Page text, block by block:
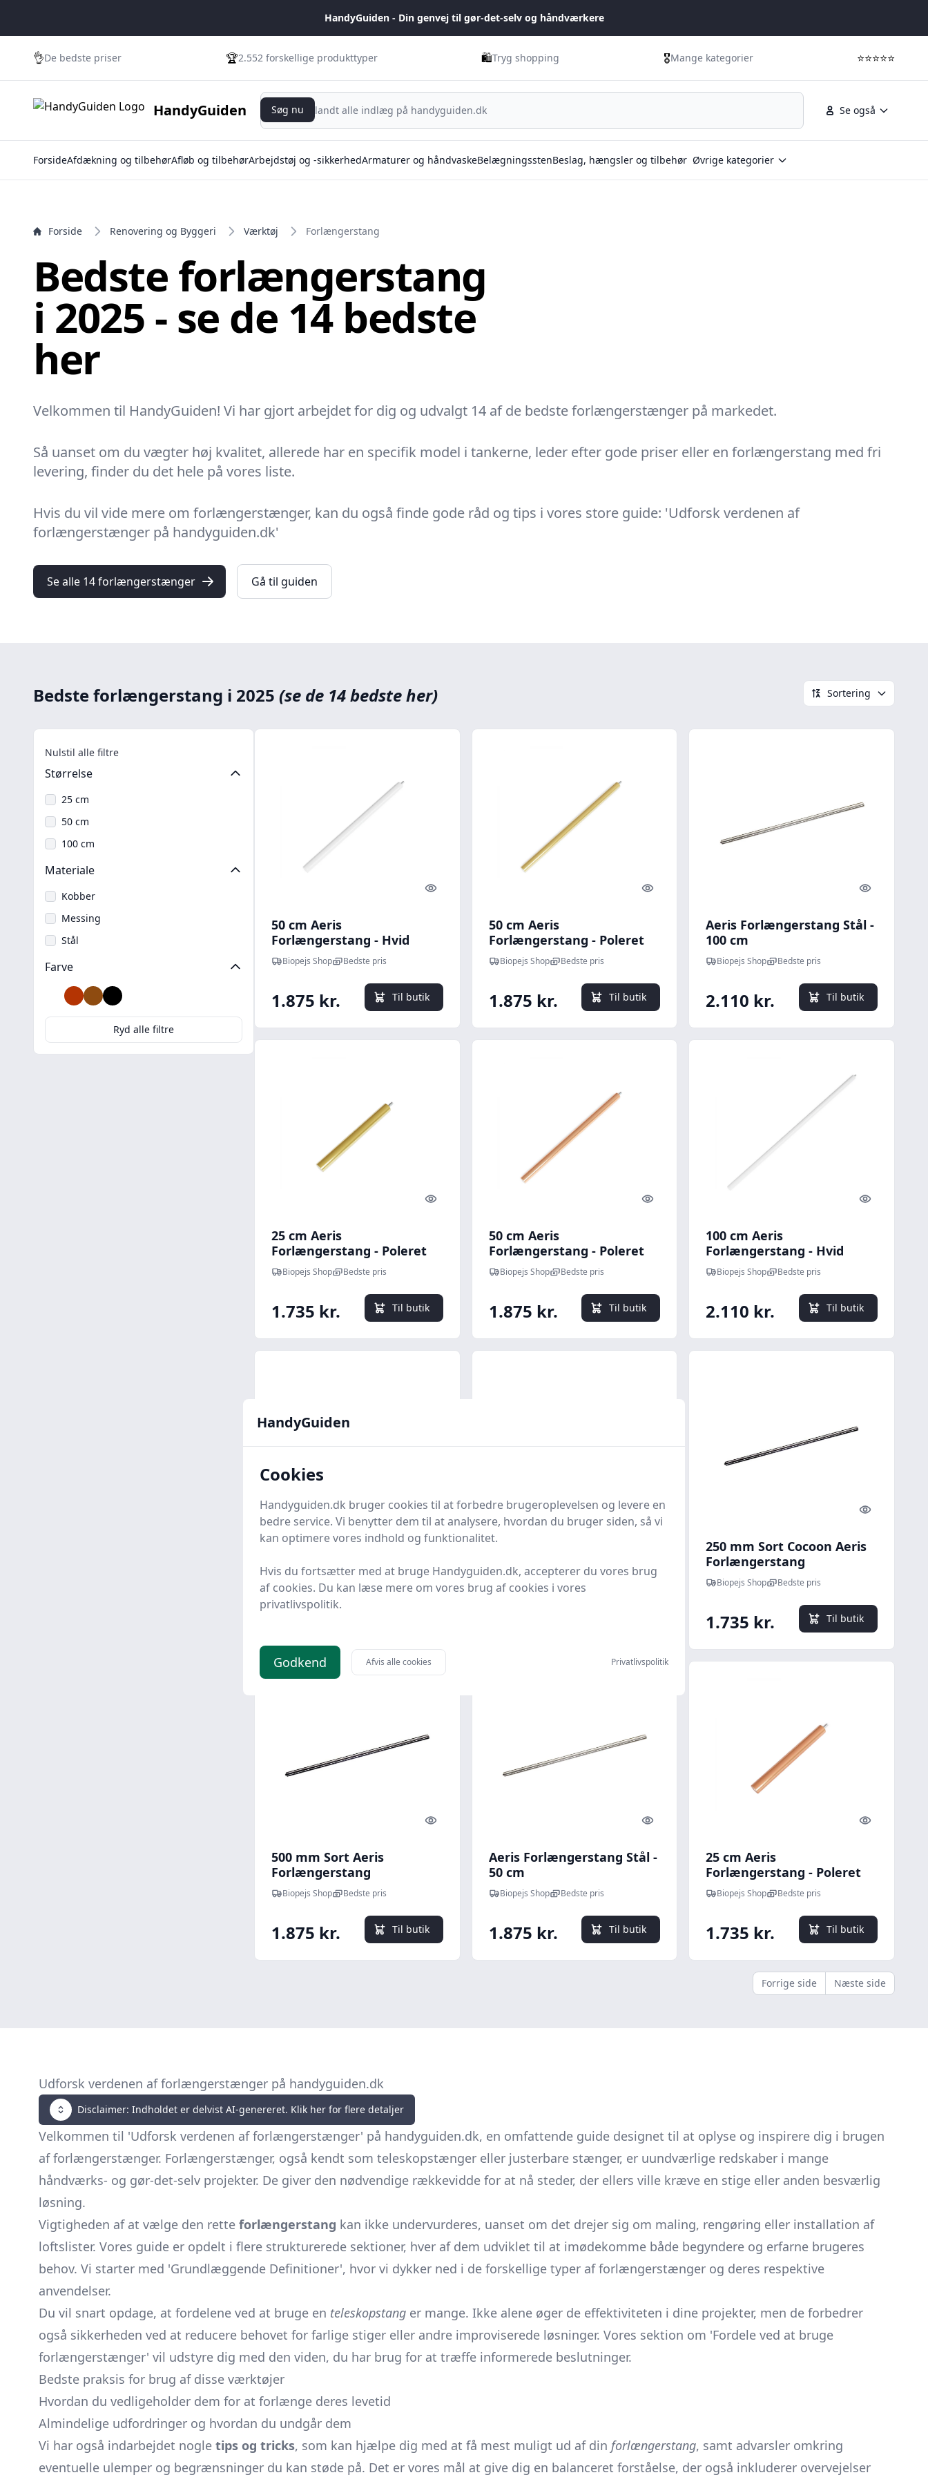
HandyGuiden - Din genvej til gør-det-selv og håndværkere
👌De bedste priser 🏆2.552 forskellige produkttyper 🛍️Tryg shopping 🎖️Mange kategorier ⭐⭐⭐⭐⭐
HandyGuiden Se også
Søg nu
Søg nu
ForsideAfdækning og tilbehørAfløb og tilbehørArbejdstøj og -sikkerhedArmaturer og håndvaskeBelægningsstenBeslag, hængsler og tilbehør Øvrige kategorier
Forside Renovering og Byggeri Værktøj Forlængerstang
Bedste forlængerstang
i 2025 - se de 14 bedste
her
Velkommen til HandyGuiden! Vi har gjort arbejdet for dig og udvalgt 14 af de bedste forlængerstænger på markedet.
Så uanset om du vægter høj kvalitet, allerede har en specifik model i tankerne, leder efter gode priser eller en forlængerstang med fri
levering, finder du det hele på vores liste.
Hvis du vil vide mere om forlængerstænger, kan du også finde gode råd og tips i vores store guide: 'Udforsk verdenen af
forlængerstænger på handyguiden.dk'
Se alle 14 forlængerstænger Gå til guiden
Bedste forlængerstang i 2025 (se de 14 bedste her) Sortering
Nulstil alle filtre
Størrelse
25 cm
50 cm
100 cm
Materiale
Kobber
Messing
Stål
Farve
HvidKobberMessing
Sort
Ryd alle filtre
Quick look
50 cm Aeris
Forlængerstang - Hvid
Biopejs Shop Bedste pris
1.875 kr. Til butik
Quick look
50 cm Aeris
Forlængerstang - Poleret
Messing
Biopejs Shop Bedste pris
1.875 kr. Til butik
Quick look
Aeris Forlængerstang Stål -
100 cm
Biopejs Shop Bedste pris
2.110 kr. Til butik
Quick look
25 cm Aeris
Forlængerstang - Poleret
Messing
Biopejs Shop Bedste pris
1.735 kr. Til butik
Quick look
50 cm Aeris
Forlængerstang - Poleret
Kobber
Biopejs Shop Bedste pris
1.875 kr. Til butik
Quick look
100 cm Aeris
Forlængerstang - Hvid
Biopejs Shop Bedste pris
2.110 kr. Til butik
Quick look
1000 mm Aeris
Biopejs Shop Bedste pris
Quick look
25 cm Aeris
Biopejs Shop
Quick look
250 mm Sort Cocoon Aeris
Forlængerstang
Biopejs Shop Bedste pris
1.735 kr. Til butik
Quick look
500 mm Sort Aeris
Forlængerstang
Biopejs Shop Bedste pris
1.875 kr. Til butik
Quick look
Aeris Forlængerstang Stål -
50 cm
Biopejs Shop Bedste pris
1.875 kr. Til butik
Quick look
25 cm Aeris
Forlængerstang - Poleret
Kobber
Biopejs Shop Bedste pris
1.735 kr. Til butik
Forrige side Næste side
Udforsk verdenen af forlængerstænger på handyguiden.dk
Disclaimer: Indholdet er delvist AI-genereret. Klik her for flere detaljer
Velkommen til 'Udforsk verdenen af forlængerstænger' på handyguiden.dk, en omfattende guide designet til at oplyse og inspirere dig i brugen
af forlængerstænger. Forlængerstænger, også kendt som teleskopstænger eller justerbare stænger, er uundværlige redskaber i mange
håndværks- og gør-det-selv projekter. De giver den nødvendige rækkevidde for at nå steder, der ellers ville kræve en stige eller anden besværlig
løsning.
Vigtigheden af at vælge den rette forlængerstang kan ikke undervurderes, uanset om det drejer sig om maling, rengøring eller installation af
loftslister. Vores guide er opdelt i flere strukturerede sektioner, hver af dem udviklet til at imødekomme både begyndere og erfarne brugeres
behov. Vi starter med 'Grundlæggende Definitioner', hvor vi dykker ned i de forskellige typer af forlængerstænger og deres respektive
anvendelser.
Du vil snart opdage, at fordelene ved at bruge en teleskopstang er mange. Ikke alene øger de effektiviteten i dine projekter, men de forbedrer
også sikkerheden ved at reducere behovet for farlige stiger eller andre improviserede løsninger. Vores sektion om 'Fordele ved at bruge
forlængerstænger' vil udstyre dig med den viden, du har brug for at træffe informerede beslutninger.
Bedste praksis for brug af disse værktøjer
Hvordan du vedligeholder dem for at forlænge deres levetid
Almindelige udfordringer og hvordan du undgår dem
Vi har også indarbejdet nogle tips og tricks, som kan hjælpe dig med at få mest muligt ud af din forlængerstang, samt advarsler omkring
eventuelle ulemper og begrænsninger du kan støde på. Det er vores mål at give dig en balanceret forståelse, der også inkluderer overvejelser
HandyGuiden
Cookies
Handyguiden.dk bruger cookies til at forbedre brugeroplevelsen og levere en
bedre service. Vi benytter dem til at analysere, hvordan du bruger siden, så vi
kan optimere vores indhold og funktionalitet.
Hvis du fortsætter med at bruge Handyguiden.dk, accepterer du vores brug
af cookies. Du kan læse mere om vores brug af cookies i vores
privatlivspolitik.
Godkend Afvis alle cookies Privatlivspolitik